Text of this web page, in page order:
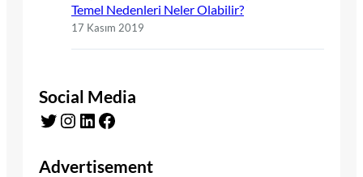
Temel Nedenleri Neler Olabilir?
17 Kasım 2019
Social Media
Twitter Instagram LinkedIn Facebook
Advertisement